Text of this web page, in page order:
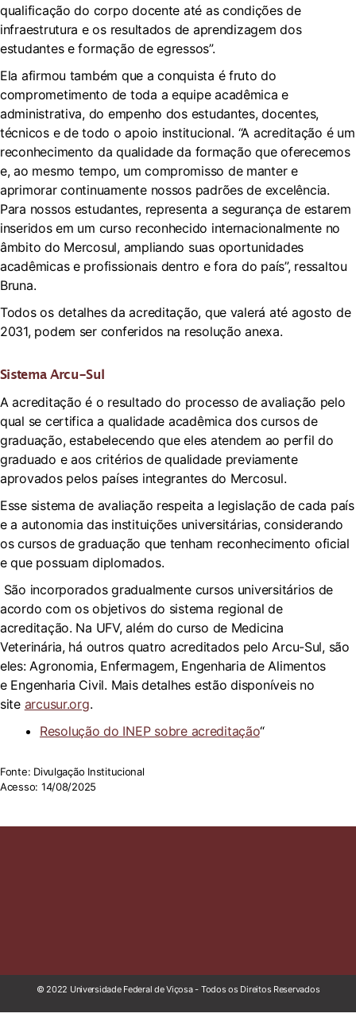
qualificação do corpo docente até as condições de
infraestrutura e os resultados de aprendizagem dos
estudantes e formação de egressos”.
Ela afirmou também que a conquista é fruto do
comprometimento de toda a equipe acadêmica e
administrativa, do empenho dos estudantes, docentes,
técnicos e de todo o apoio institucional. “A acreditação é um
reconhecimento da qualidade da formação que oferecemos
e, ao mesmo tempo, um compromisso de manter e
aprimorar continuamente nossos padrões de excelência.
Para nossos estudantes, representa a segurança de estarem
inseridos em um curso reconhecido internacionalmente no
âmbito do Mercosul, ampliando suas oportunidades
acadêmicas e profissionais dentro e fora do país”, ressaltou
Bruna.
Todos os detalhes da acreditação, que valerá até agosto de
2031, podem ser conferidos na resolução anexa.
Sistema Arcu-Sul
A acreditação é o resultado do processo de avaliação pelo
qual se certifica a qualidade acadêmica dos cursos de
graduação, estabelecendo que eles atendem ao perfil do
graduado e aos critérios de qualidade previamente
aprovados pelos países integrantes do Mercosul.
Esse sistema de avaliação respeita a legislação de cada país
e a autonomia das instituições universitárias, considerando
os cursos de graduação que tenham reconhecimento oficial
e que possuam diplomados.
São incorporados gradualmente cursos universitários de
acordo com os objetivos do sistema regional de
acreditação. Na UFV, além do curso de Medicina
Veterinária, há outros quatro acreditados pelo Arcu-Sul, são
eles: Agronomia, Enfermagem, Engenharia de Alimentos
e Engenharia Civil. Mais detalhes estão disponíveis no
site arcusur.org.
Resolução do INEP sobre acreditação“
Fonte: Divulgação Institucional
Acesso: 14/08/2025
© 2022 Universidade Federal de Viçosa - Todos os Direitos Reservados